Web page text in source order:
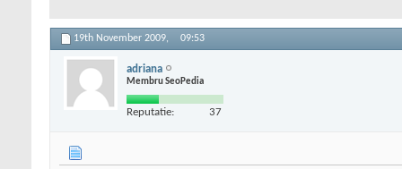
19th November 2009, 09:53
adriana
Membru SeoPedia
Reputatie: 37